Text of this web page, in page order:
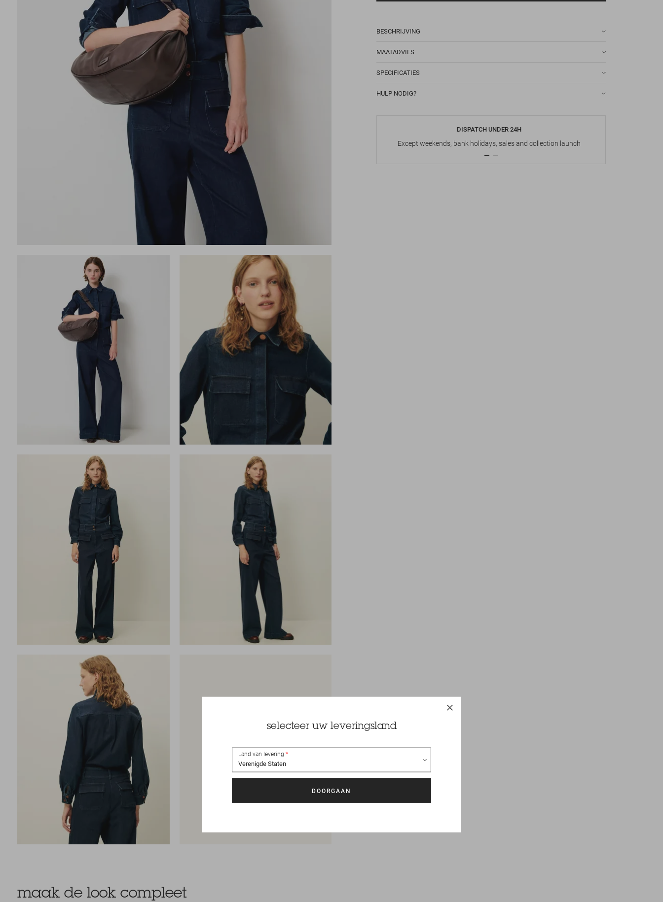
BESCHRIJVING
MAATADVIES
SPECIFICATIES
HULP NODIG?
DISPATCH UNDER 24H
Except weekends, bank holidays, sales and collection launch
maak de look compleet
selecteer uw leveringsland
Land van levering